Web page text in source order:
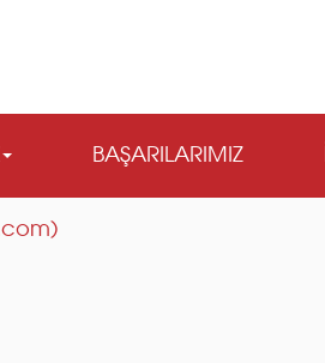
BAŞARILARIMIZ